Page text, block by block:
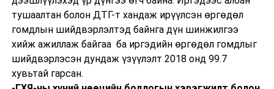
тушаалтан болон ДТГ-т хандаж ирүүлсэн өргөдөл
гомдлын шийдвэрлэлтэд байнга дүн шинжилгээ
хийж ажиллаж байгаа ба иргэдийн өргөдөл гомдлыг
шийдвэрлэсэн дундаж үзүүлэлт 2018 онд 99.7
хувьтай гарсан.